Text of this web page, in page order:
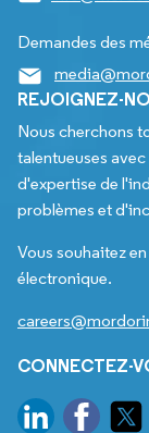
Demandes des
REJOIGNEZ-
Nous cherchons
talentueuses
d'expertise de
problèmes et
Vous souhaitez
électronique.
CONNECTEZ-